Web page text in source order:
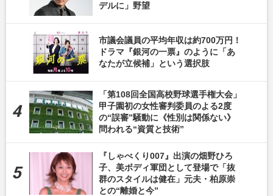
デルに」野望
市議会議員の平均年収は約700万円！
ドラマ『銀河の一票』のように「あ
なたが立候補」という選択肢
「第108回全国高校野球選手権大会」
甲子園初の女性審判委員のよる2度
の“誤審”騒動に《性別は関係ない》
問われる“資質と技術”
『しゃべくり007』出演の畑野ひろ
子、美ボディ軍団として登場で「抜
群のスタイルは健在」元夫・柏原崇
との“離婚と今”